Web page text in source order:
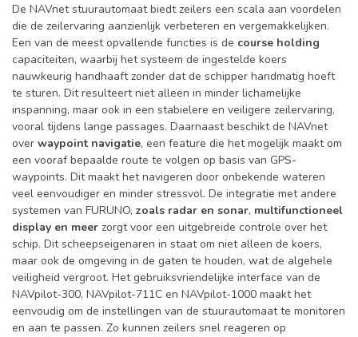
De NAVnet stuurautomaat biedt zeilers een scala aan voordelen
die de zeilervaring aanzienlijk verbeteren en vergemakkelijken.
Een van de meest opvallende functies is de course holding
capaciteiten, waarbij het systeem de ingestelde koers
nauwkeurig handhaaft zonder dat de schipper handmatig hoeft
te sturen. Dit resulteert niet alleen in minder lichamelijke
inspanning, maar ook in een stabielere en veiligere zeilervaring,
vooral tijdens lange passages. Daarnaast beschikt de NAVnet
over waypoint navigatie, een feature die het mogelijk maakt om
een vooraf bepaalde route te volgen op basis van GPS-
waypoints. Dit maakt het navigeren door onbekende wateren
veel eenvoudiger en minder stressvol. De integratie met andere
systemen van FURUNO, zoals radar en sonar, multifunctioneel
display en meer zorgt voor een uitgebreide controle over het
schip. Dit scheepseigenaren in staat om niet alleen de koers,
maar ook de omgeving in de gaten te houden, wat de algehele
veiligheid vergroot. Het gebruiksvriendelijke interface van de
NAVpilot-300, NAVpilot-711C en NAVpilot-1000 maakt het
eenvoudig om de instellingen van de stuurautomaat te monitoren
en aan te passen. Zo kunnen zeilers snel reageren op